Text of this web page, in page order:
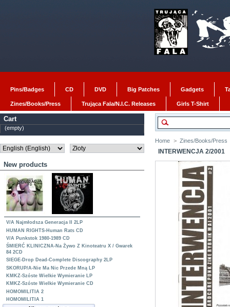
Pins/Badges CD DVD Big Patches Gadgets
Zines/Books/Press Trująca Fala/N.I.C. Releases Girls T-Shirt
Cart
(empty)
New products
V/A Najmłodsza Generacja II 2LP
HUMAN RIGHTS-Human Rats CD
V/A Punkstok 1980-1989 CD
ŚMIERĆ KLINICZNA-Na Żywo Z Kinoteatru X / Gwarek
84 2CD
SIEGE-Drop Dead-Complete Discography 2LP
SKORUP/A-Nie Ma Nic Przede Mną LP
KMKZ-Szóste Wielkie Wymieranie LP
KMKZ-Szóste Wielkie Wymieranie CD
HOMOMILITIA 2
HOMOMILITIA 1
Home > Zines/Books/Press
INTERWENCJA 2/2001